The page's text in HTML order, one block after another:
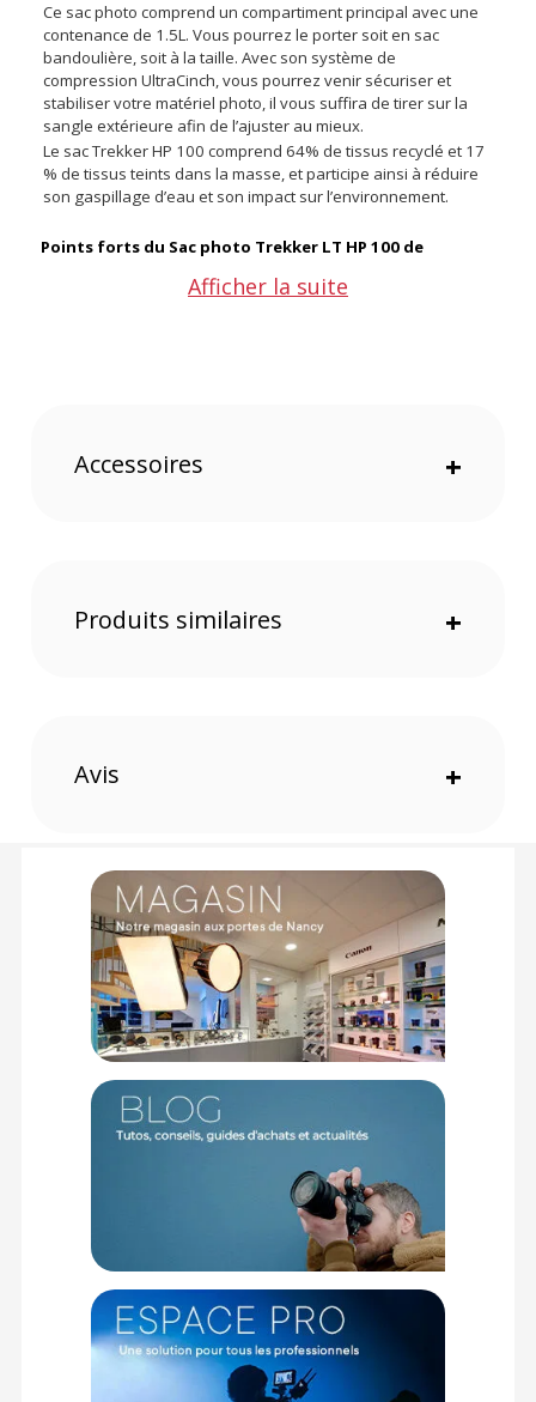
Ce sac photo comprend un compartiment principal avec une
contenance de 1.5L. Vous pourrez le porter soit en sac
bandoulière, soit à la taille. Avec son système de
compression UltraCinch, vous pourrez venir sécuriser et
stabiliser votre matériel photo, il vous suffira de tirer sur la
sangle extérieure afin de l’ajuster au mieux.
Le sac Trekker HP 100 comprend 64% de tissus recyclé et 17
% de tissus teints dans la masse, et participe ainsi à réduire
son gaspillage d’eau et son impact sur l’environnement.
Points forts du Sac photo Trekker LT HP 100 de
Référence : LP37467-PWW
Marque : Lowepro
Volume total : 2 L
FABRICATION
Matériau intérieur : Polyester 200 D (recyclé)
Matériaux extérieurs : Polyester recyclé Ripstop 300D,
polyester 600D tissus teint dans la masse
Afficher la suite
Accessoires +
Produits similaires +
Avis +